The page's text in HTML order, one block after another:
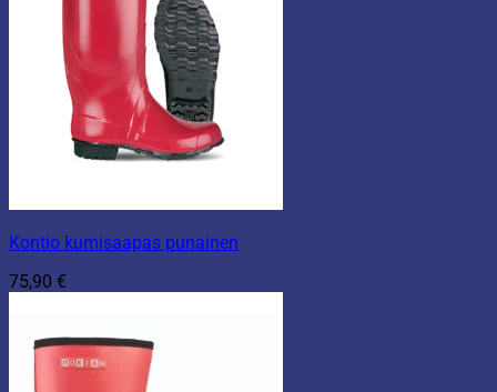
Kontio kumisaapas punainen
75,90 €